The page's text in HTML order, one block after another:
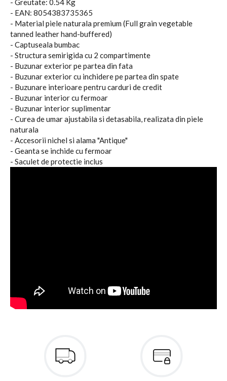
- Greutate: 0.54 Kg
- EAN: 8054383735365
- Material piele naturala premium (Full grain vegetable
tanned leather hand-buffered)
- Captuseala bumbac
- Structura semirigida cu 2 compartimente
- Buzunar exterior pe partea din fata
- Buzunar exterior cu inchidere pe partea din spate
- Buzunare interioare pentru carduri de credit
- Buzunar interior cu fermoar
- Buzunar interior suplimentar
- Curea de umar ajustabila si detasabila, realizata din piele
naturala
- Accesorii nichel si alama "Antique"
- Geanta se inchide cu fermoar
- Saculet de protectie inclus